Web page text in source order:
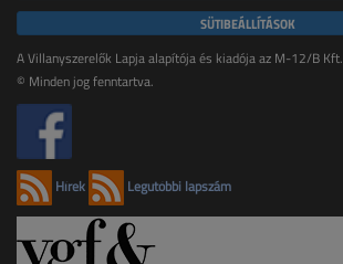
SÜTIBEÁLLÍTÁSOK
A Villanyszerelők Lapja alapítója és kiadója az M-12/B Kft.
© Minden jog fenntartva.
Hírek Legutóbbi lapszám